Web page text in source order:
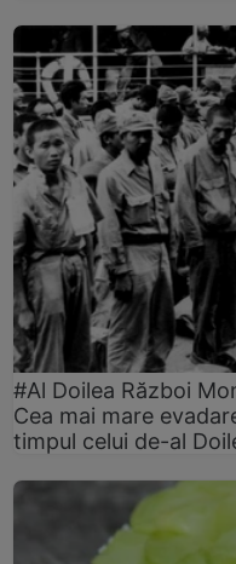
#Al Doilea Război
Cea mai mare
timpul celui de-al